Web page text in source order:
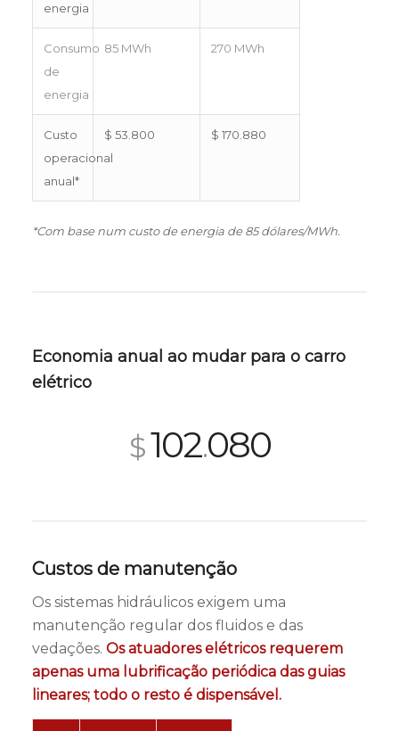
energia
Consumo
de
energia
85 MWh 270 MWh
Custo
operacional
anual*
$ 53.800 $ 170.880
*Com base num custo de energia de 85 dólares/MWh.
Economia anual ao mudar para o carro
elétrico
$ 117.080
Custos de manutenção
Os sistemas hidráulicos exigem uma
manutenção regular dos fluidos e das
vedações. Os atuadores elétricos requerem
apenas uma lubrificação periódica das guias
lineares; todo o resto é dispensável.